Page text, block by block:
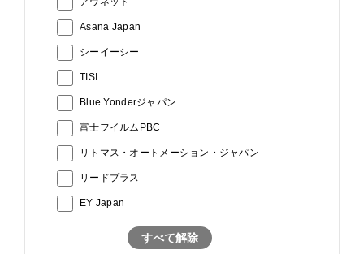
Asana Japan
シーイーシー
TISI
Blue Yonderジャパン
富士フイルムPBC
リトマス・オートメーション・ジャパン
リードプラス
EY Japan
すべて解除